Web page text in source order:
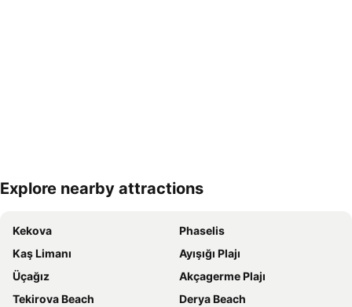
Haritayı genişlet
Explore nearby attractions
Kekova
Phaselis
Kaş Limanı
Ayışığı Plajı
Üçağız
Akçagerme Plajı
Tekirova Beach
Derya Beach